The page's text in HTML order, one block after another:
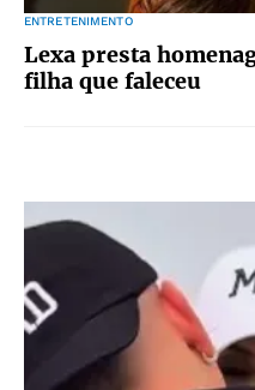
ENTRETENIMENTO
Lexa presta
filha que faleceu